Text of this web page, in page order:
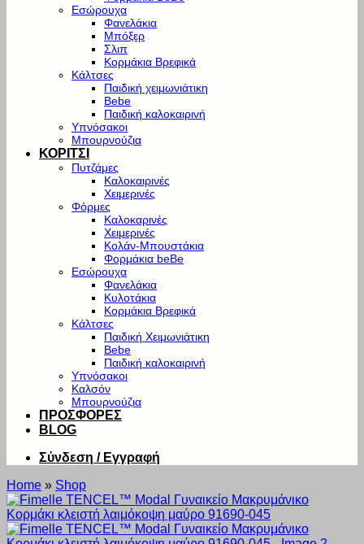
Εσώρουχα
Φανελάκια
Μπόξερ
Σλιπ
Κορμάκια Βρεφικά
Κάλτσες
Παιδική χειμωνιάτικη
Bebe
Παιδική καλοκαιρινή
Υπνόσακοι
Μπουρνούζια
ΚΟΡΙΤΣΙ
Πυτζάμες
Καλοκαιρινές
Χειμερινές
Φόρμες
Καλοκαρινές
Χειμερινές
Κολάν-Μπουστάκια
Φορμάκια beBe
Εσώρουχα
Φανελάκια
Κυλοτάκια
Κορμάκια Βρεφικά
Κάλτσες
Παιδική Χειμωνιάτικη
Bebe
Παιδική καλοκαιρινή
Υπνόσακοι
Καλσόν
Μπουρνούζια
ΠΡΟΣΦΟΡΕΣ
BLOG
Σύνδεση / Εγγραφή
Home » Shop